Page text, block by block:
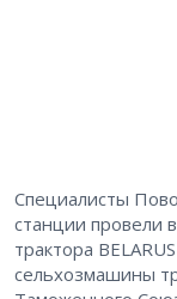
Специалисты
станции провели
трактора
сельхозмашины